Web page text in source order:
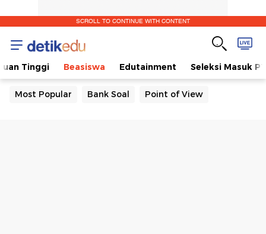
SCROLL TO CONTINUE WITH CONTENT
Tinggi Beasiswa Edutainment Seleksi Masuk PT
Most Popular Bank Soal Point of View